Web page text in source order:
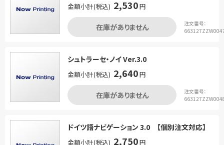
金額小計(税込) 2,530円
在庫がありません
注文番号：
シュトラーセ・ノイ Ver.3.0
金額小計(税込) 2,640円
在庫がありません
注文番号：
ドイツ語ナビゲーション 3.0 【個別注文対応】
金額小計(税込) 2,750円